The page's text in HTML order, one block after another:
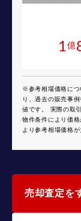
1億
※参考相場価格につ
り、過去の販売事
値です。 実際の取
物件条件により価
より参考相場価格
売却査定を